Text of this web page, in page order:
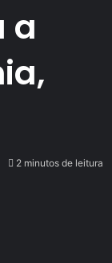
a
2 minutos de leitura